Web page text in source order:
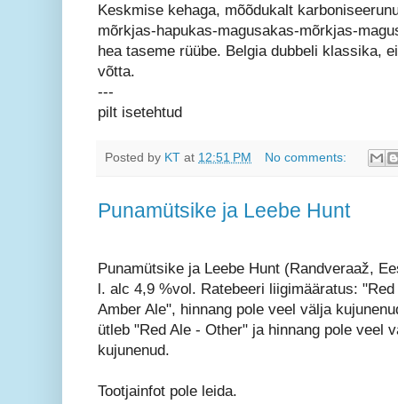
Keskmise kehaga, mõõdukalt
mõrkjas-hapukas-magusakas-mõrkjas-
hea taseme rüübe. Belgia dubbeli klassika,
võtta.
---
pilt isetehtud
Posted by KT at 12:51 PM No comments:
Punamütsike ja Leebe Hunt
Punamütsike ja Leebe Hunt (Randveraaž,
l. alc 4,9 %vol. Ratebeeri liigimääratus:
Amber Ale", hinnang pole veel välja
ütleb "Red Ale - Other" ja hinnang pole veel
kujunenud.
Tootjainfot pole leida.